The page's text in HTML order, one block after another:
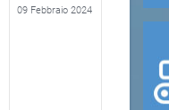
09 Febbraio 2024